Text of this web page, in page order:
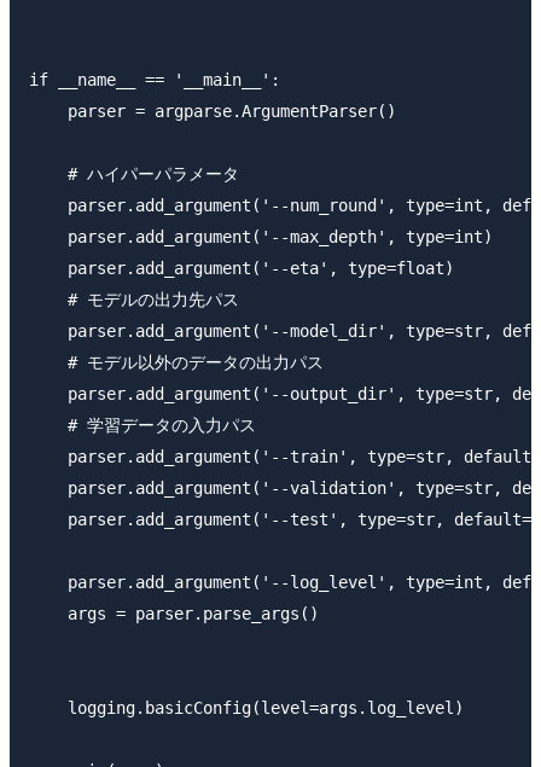
if __name__ == '__main__':
    parser = argparse.ArgumentParser()
    # ハイパーパラメータ
parser.add_argument('--num_round', type=int,
    parser.add_argument('--max_depth', type=int)
    parser.add_argument('--eta', type=float)
    # モデルの出力先パス
parser.add_argument('--model_dir', type=str,
    # モデル以外のデータの出力パス
parser.add_argument('--output_dir', type=str,
    # 学習データの入力パス
parser.add_argument('--train', type=str,
parser.add_argument('--validation', type=str,
parser.add_argument('--test', type=str,
parser.add_argument('--log_level', type=int,
    args = parser.parse_args()
    logging.basicConfig(level=args.log_level)